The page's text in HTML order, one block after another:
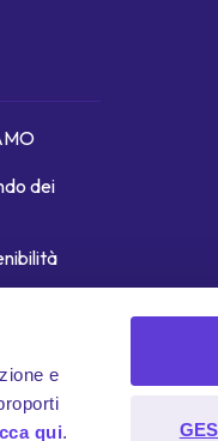
e
qui.
dei